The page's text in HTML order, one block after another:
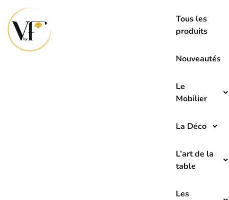
Tous les
produits
Nouveautés
Le
Mobilier
La Déco
L’art de la
table
Les